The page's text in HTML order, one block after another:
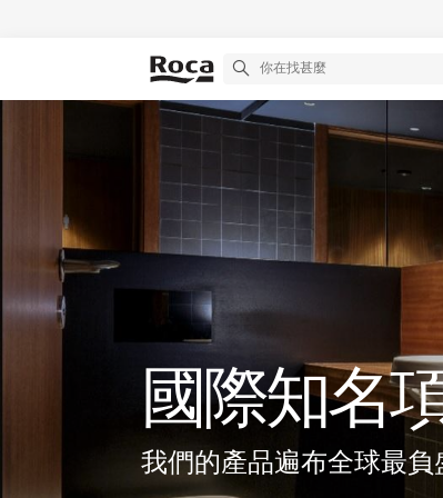
國際知名
我們的產品遍布全球最負